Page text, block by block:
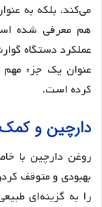
می‌کند، بلکه به
هم معرفی شده
عملکرد دستگاه
عنوان یک جزء مهم
کرده است.
دارچین و
روغن دارچین با
بهبودی و متوقف
را به گزینه‌ای